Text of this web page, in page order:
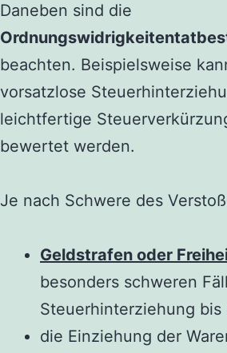
Daneben sind die
beachten. Beispielsweise
vorsatzlose
leichtfertige
bewertet werden.
Je nach Schwere des
Geldstrafen oder
besonders schweren
Steuerhinterziehung bis
die Einziehung der